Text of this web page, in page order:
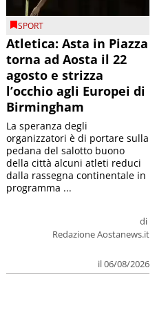
SPORT
Atletica: Asta in Piazza
torna ad Aosta il 22
agosto e strizza
l’occhio agli Europei di
Birmingham
di
Redazione Aostanews.it
il 06/08/2026
La speranza degli
organizzatori è di portare sulla
pedana del salotto buono
della città alcuni atleti reduci
dalla rassegna continentale in
programma ...